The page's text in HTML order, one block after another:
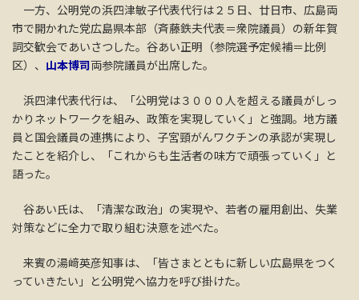
一方、公明党の浜四津敏子代表代行は２５日、廿日市、広島両
市で開かれた党広島県本部（斉藤鉄夫代表＝衆院議員）の新年賀
詞交歓会であいさつした。谷あい正明（参院選予定候補＝比例
区）、 山本博司両参院議員が出席した。
浜四津代表代行は、「公明党は３０００人を超える議員がしっ
かりネットワークを組み、政策を実現していく」と強調。地方議
員と国会議員の連携により、子宮頸がんワクチンの承認が実現し
たことを紹介し、「これからも生活者の味方で頑張っていく」と
語った。
谷あい氏は、「清潔な政治」の実現や、若者の雇用創出、失業
対策などに全力で取り組む決意を述べた。
来賓の湯﨑英彦知事は、「皆さまとともに新しい広島県をつく
っていきたい」と公明党へ協力を呼び掛けた。